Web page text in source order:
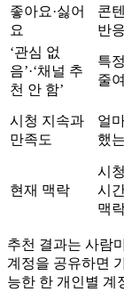
좋아요·싫어
요
콘
반응
‘관심 없
음’·‘채널 추
천 안 함’
특
줄
시청 지속과
만족도
얼
했
현재 맥락
시
시
맥
추천 결과는 사람
계정을 공유하면
능한 한 개인별 계